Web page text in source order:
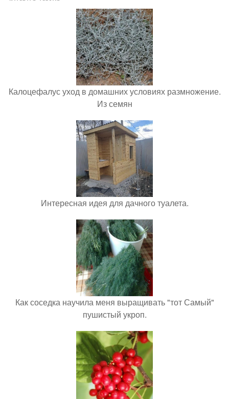
Калоцефалус уход в домашних условиях размножение.
Из семян
Интересная идея для дачного туалета.
Как соседка научила меня выращивать "тот Самый"
пушистый укроп.